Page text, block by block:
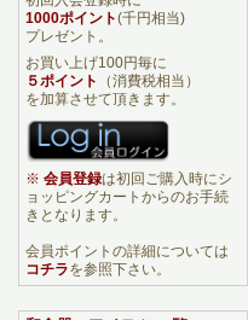
1000ポイント(千円相当)
プレゼント。
お買い上げ100円毎に
５ポイント
（消費税相当）
を加算させて頂きます。
※ 会員登録は初回ご購入時にシ
ョッピングカートからのお手続
きとなります。
会員ポイントの詳細については
コチラを参照下さい。